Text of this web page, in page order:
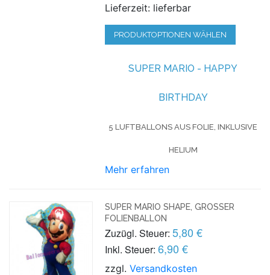
Lieferzeit: lieferbar
PRODUKTOPTIONEN WÄHLEN
SUPER MARIO - HAPPY
BIRTHDAY
5 LUFTBALLONS AUS FOLIE, INKLUSIVE
HELIUM
Mehr erfahren
SUPER MARIO SHAPE, GROSSER F
OLIENBALLON
Zuzügl. Steuer: 5,80 €
Inkl. Steuer: 6,90 €
zzgl.Versandkosten